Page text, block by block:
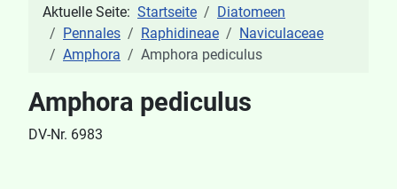
Aktuelle Seite: Startseite
Diatomeen
Pennales
Raphidineae
Naviculaceae
Amphora
Amphora pediculus
Amphora pediculus
DV-Nr. 6983